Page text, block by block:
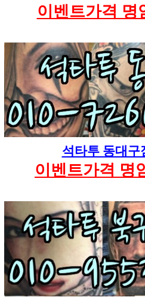
이벤트가격 명
석타투 동대구
이벤트가격 명